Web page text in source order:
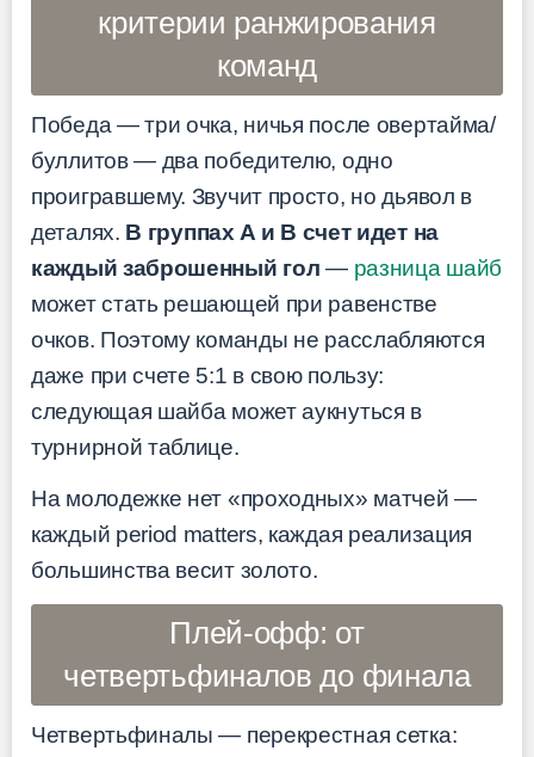
критерии ранжирования
команд
Победа — три очка, ничья после овертайма/
буллитов — два победителю, одно
проигравшему. Звучит просто, но дьявол в
деталях. В группах A и B счет идет на
каждый заброшенный гол — разница шайб
может стать решающей при равенстве
очков. Поэтому команды не расслабляются
даже при счете 5:1 в свою пользу:
следующая шайба может аукнуться в
турнирной таблице.
На молодежке нет «проходных» матчей —
каждый period matters, каждая реализация
большинства весит золото.
Плей-офф: от
четвертьфиналов до финала
Четвертьфиналы — перекрестная сетка: